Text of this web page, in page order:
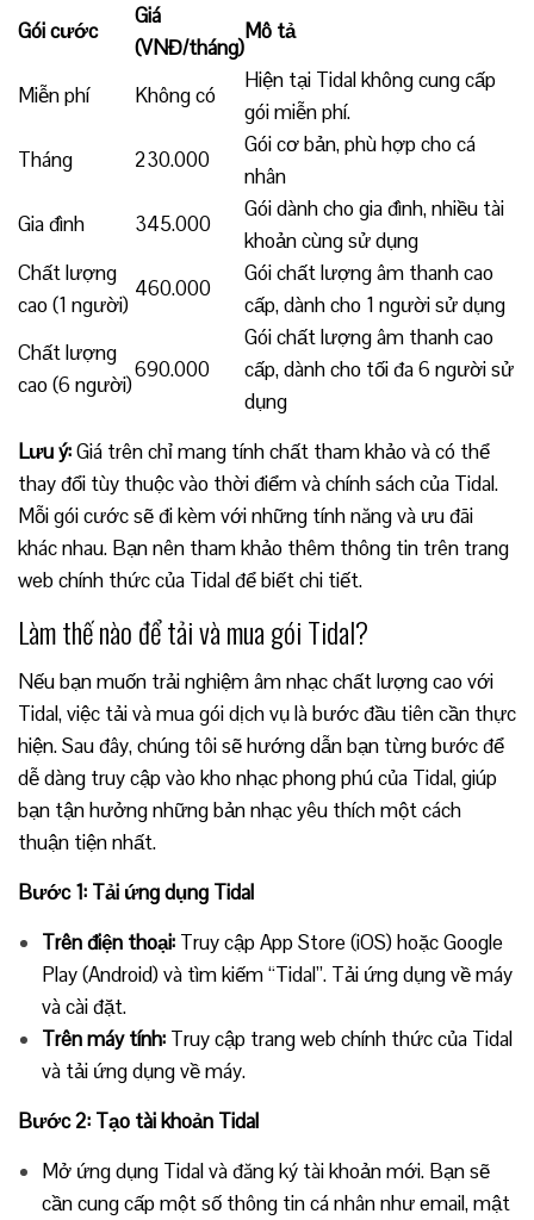
Gói cước
Giá
(VNĐ/tháng)
Mô tả
Miễn phí Không có
Hiện tại Tidal không cung cấp
gói miễn phí.
Tháng
230.000
Gói cơ bản, phù hợp cho cá
nhân
Gia đình
345.000
Gói dành cho gia đình, nhiều tài
khoản cùng sử dụng
Chất lượng
cao (1 người)
460.000
Gói chất lượng âm thanh cao
cấp, dành cho 1 người sử dụng
Chất lượng
cao (6 người)
690.000
Gói chất lượng âm thanh cao
cấp, dành cho tối đa 6 người sử
dụng
Lưu ý:Giá trên chỉ mang tính chất tham khảo và có thể
thay đổi tùy thuộc vào thời điểm và chính sách của Tidal.
Mỗi gói cước sẽ đi kèm với những tính năng và ưu đãi
khác nhau. Bạn nên tham khảo thêm thông tin trên trang
web chính thức của Tidal để biết chi tiết.
Làm thế nào để tải và mua gói Tidal?
Nếu bạn muốn trải nghiệm âm nhạc chất lượng cao với
Tidal, việc tải và mua gói dịch vụ là bước đầu tiên cần thực
hiện. Sau đây, chúng tôi sẽ hướng dẫn bạn từng bước để
dễ dàng truy cập vào kho nhạc phong phú của Tidal, giúp
bạn tận hưởng những bản nhạc yêu thích một cách
thuận tiện nhất.
Bước 1: Tải ứng dụng Tidal
Trên điện thoại: Truy cập App Store (iOS) hoặc Google
Play (Android) và tìm kiếm “Tidal”. Tải ứng dụng về máy
và cài đặt.
Trên máy tính: Truy cập trang web chính thức của Tidal
và tải ứng dụng về máy.
Bước 2: Tạo tài khoản Tidal
Mở ứng dụng Tidal và đăng ký tài khoản mới. Bạn sẽ
cần cung cấp một số thông tin cá nhân như email, mật